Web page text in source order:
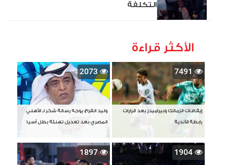
التكلفة
الأكثر قراءة
7491
إيقافات الزمالك وبيراميدز بعد قرارات
رابطة الأندية
2073
وليد الفراج يوجه رسالة شكر لـ الأهلي
المصري بعد تعديل تهنئة بطل آسيا
1904
1897